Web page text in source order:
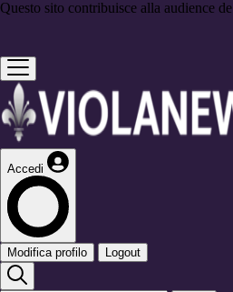
Questo sito contribuisce alla audience de
Accedi
Modifica profilo Logout